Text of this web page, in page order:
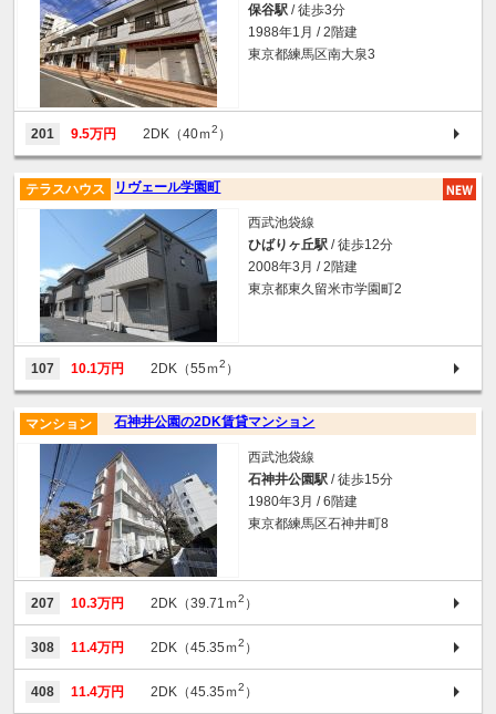
保谷駅 / 徒歩3分
1988年1月 / 2階建
東京都練馬区南大泉3
201 9.5万円 2DK（40ｍ2 ）
リヴェール学園町
テラスハウス
西武池袋線
ひばりヶ丘駅 / 徒歩12分
2008年3月 / 2階建
東京都東久留米市学園町2
107 10.1万円 2DK（55ｍ2 ）
石神井公園の2DK賃貸マンション
マンション
西武池袋線
石神井公園駅 / 徒歩15分
1980年3月 / 6階建
東京都練馬区石神井町8
207 10.3万円 2DK（39.71ｍ2 ）
308 11.4万円 2DK（45.35ｍ2 ）
408 11.4万円 2DK（45.35ｍ2 ）